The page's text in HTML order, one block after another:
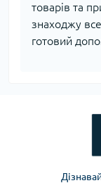
товарів та
знаходжу
готовий